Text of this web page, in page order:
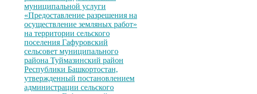
муниципальной услуги
«Предоставление разрешения на
осуществление земляных работ»
на территории сельского
поселения Гафуровский
сельсовет муниципального
района Туймазинский район
Республики Башкортостан,
утвержденный постановлением
администрации сельского